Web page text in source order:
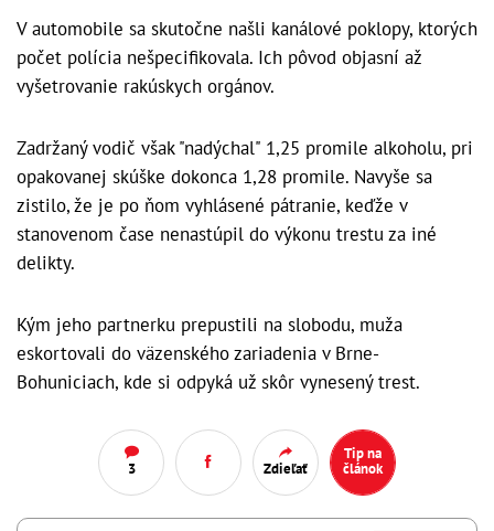
V automobile sa skutočne našli kanálové poklopy, ktorých
počet polícia nešpecifikovala. Ich pôvod objasní až
vyšetrovanie rakúskych orgánov.
Zadržaný vodič však "nadýchal" 1,25 promile alkoholu, pri
opakovanej skúške dokonca 1,28 promile. Navyše sa
zistilo, že je po ňom vyhlásené pátranie, keďže v
stanovenom čase nenastúpil do výkonu trestu za iné
delikty.
Kým jeho partnerku prepustili na slobodu, muža
eskortovali do väzenského zariadenia v Brne-
Bohuniciach, kde si odpyká už skôr vynesený trest.
3 Zdieľať
Tip na
článok